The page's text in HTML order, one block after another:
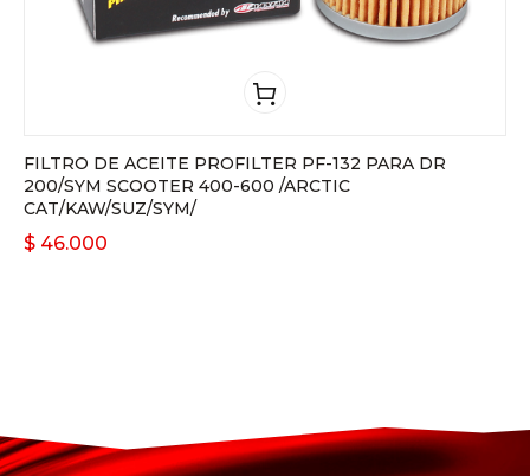
FILTRO DE ACEITE PROFILTER PF-132 PARA DR
200/SYM SCOOTER 400-600 /ARCTIC
CAT/KAW/SUZ/SYM/
$ 46.000